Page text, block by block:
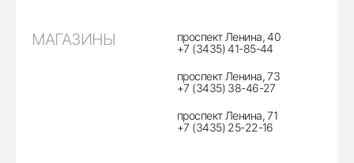
МАГАЗИНЫ
проспект Ленина, 40
+7 (3435) 41-85-44
проспект Ленина, 73
+7 (3435) 38-46-27
проспект Ленина, 71
+7 (3435) 25-22-16